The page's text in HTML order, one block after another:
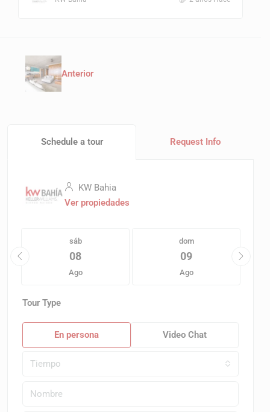
Anterior
Schedule a tour Request Info
KW Bahia
Ver propiedades
sáb
08
Ago
dom
09
Ago
Tour Type
En persona Video Chat
Tiempo